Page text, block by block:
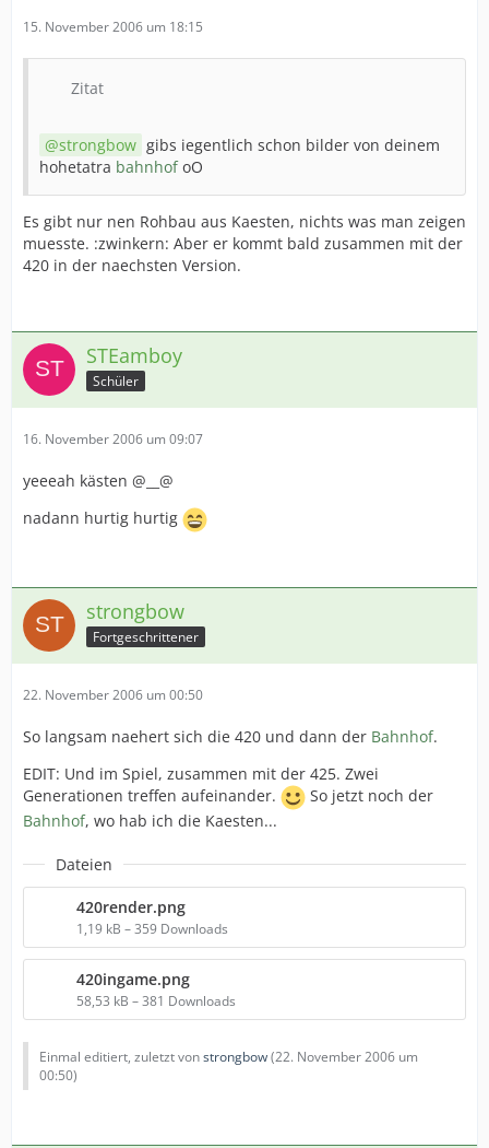
15. November 2006 um 18:15
Zitat
strongbow gibs iegentlich schon bilder von deinem
hohetatra bahnhofoO
Es gibt nur nen Rohbau aus Kaesten, nichts was man zeigen
muesste. :zwinkern: Aber er kommt bald zusammen mit der
420 in der naechsten Version.
STEamboy
Schüler
16. November 2006 um 09:07
yeeeah kästen @__@
nadann hurtig hurtig
strongbow
Fortgeschrittener
22. November 2006 um 00:50
So langsam naehert sich die 420 und dann der Bahnhof.
EDIT: Und im Spiel, zusammen mit der 425. Zwei
Generationen treffen aufeinander.
So jetzt noch der
Bahnhof, wo hab ich die Kaesten...
Dateien
420render.png
1,19 kB – 359 Downloads
420ingame.png
58,53 kB – 381 Downloads
Einmal editiert, zuletzt vonstrongbow(22. November 2006 um
00:50)